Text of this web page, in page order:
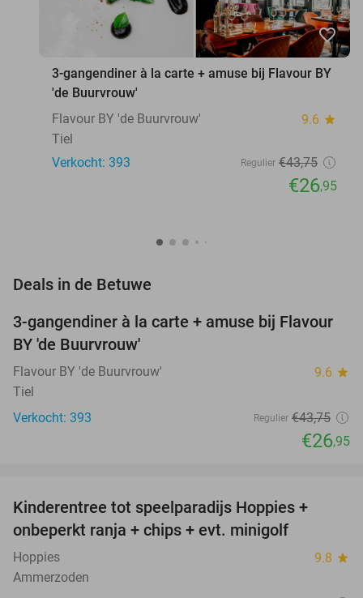
favorite_border
3-gangendiner à la carte + amuse bij Flavour BY
'de Buurvrouw'
Flavour BY 'de Buurvrouw'
9.6 star
Tiel
Verkocht: 393
Regulier €43,75
€26,95
Deals in de Betuwe
38%
3-gangendiner à la carte + amuse bij Flavour
BY 'de Buurvrouw'
Flavour BY 'de Buurvrouw' 9.6 star
Tiel
Verkocht: 393
Regulier €43,75
€26,95
TODAY
Kinderentree tot speelparadijs Hoppies +
onbeperkt ranja + chips + evt. minigolf
Hoppies 9.8 star
Ammerzoden